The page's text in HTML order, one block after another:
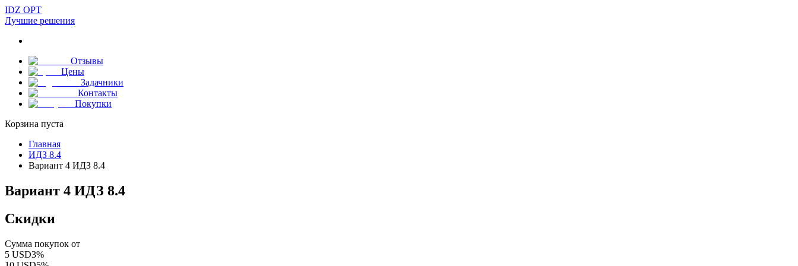
IDZ OPT
Лучшие решения
Отзывы
Цены
Задачники
Контакты
Покупки
Корзина пуста
Главная
ИДЗ 8.4
Вариант 4 ИДЗ 8.4
Вариант 4 ИДЗ 8.4
Скидки
Сумма покупок от
5 USD3%